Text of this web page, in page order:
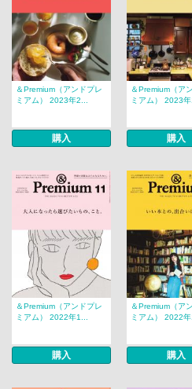
＆Premium（アンドプレ
ミアム） 2023年2...
購入
＆Premium（ア
ミアム） 2023
購入
＆Premium（アンドプレ
ミアム） 2022年1...
購入
＆Premium（ア
ミアム） 2022
購入